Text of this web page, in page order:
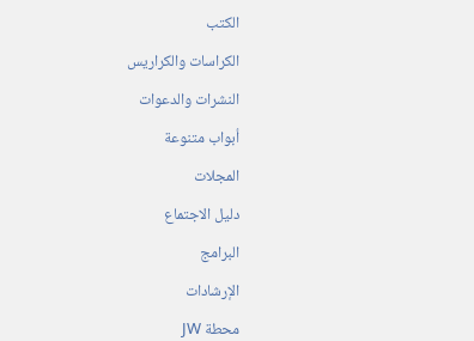
الكتب
الكراسات والكراريس
النشرات والدعوات
أبواب متنوعة
المجلات
دليل الاجتماع
البرامج
الإرشادات
محطة‏ ‏JW